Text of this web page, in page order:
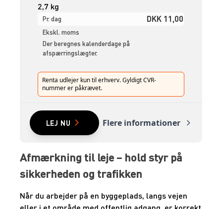
2,7 kg
Pr. dag DKK 11,00
Ekskl. moms
Der beregnes kalenderdage på
afspærringslægter.
Renta udlejer kun til erhverv. Gyldigt CVR-
nummer er påkrævet.
LEJ NU Flere informationer
Afmærkning til leje – hold styr på
sikkerheden og trafikken
Når du arbejder på en byggeplads, langs vejen